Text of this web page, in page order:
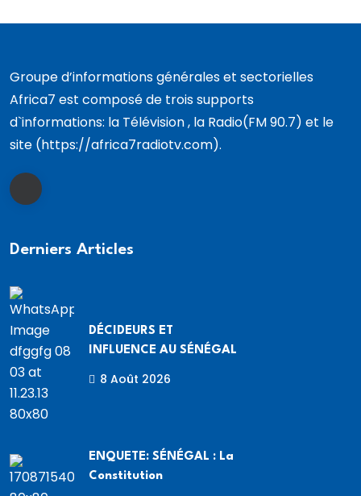
Groupe d’informations générales et sectorielles
Africa7 est composé de trois supports
d`informations: la Télévision , la Radio(FM 90.7) et le
site (https://africa7radiotv.com).
Derniers Articles
DÉCIDEURS ET
INFLUENCE AU SÉNÉGAL
8 Août 2026
ENQUETE: SÉNÉGAL : La
Constitution